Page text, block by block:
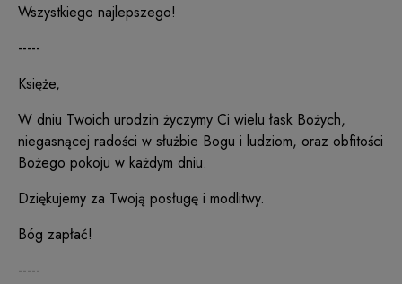
Wszystkiego najlepszego!
-----
Księże,
W dniu Twoich urodzin życzymy Ci wielu łask Bożych,
niegasnącej radości w służbie Bogu i ludziom, oraz obfitości
Bożego pokoju w każdym dniu.
Dziękujemy za Twoją posługę i modlitwy.
Bóg zapłać!
-----